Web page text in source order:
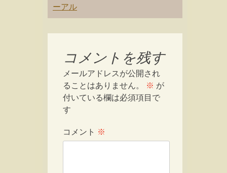
navigation
ーアル
コメントを残す
メールアドレスが公開され
ることはありません。
※ が
付いている欄は必須項目で
す
コメント ※